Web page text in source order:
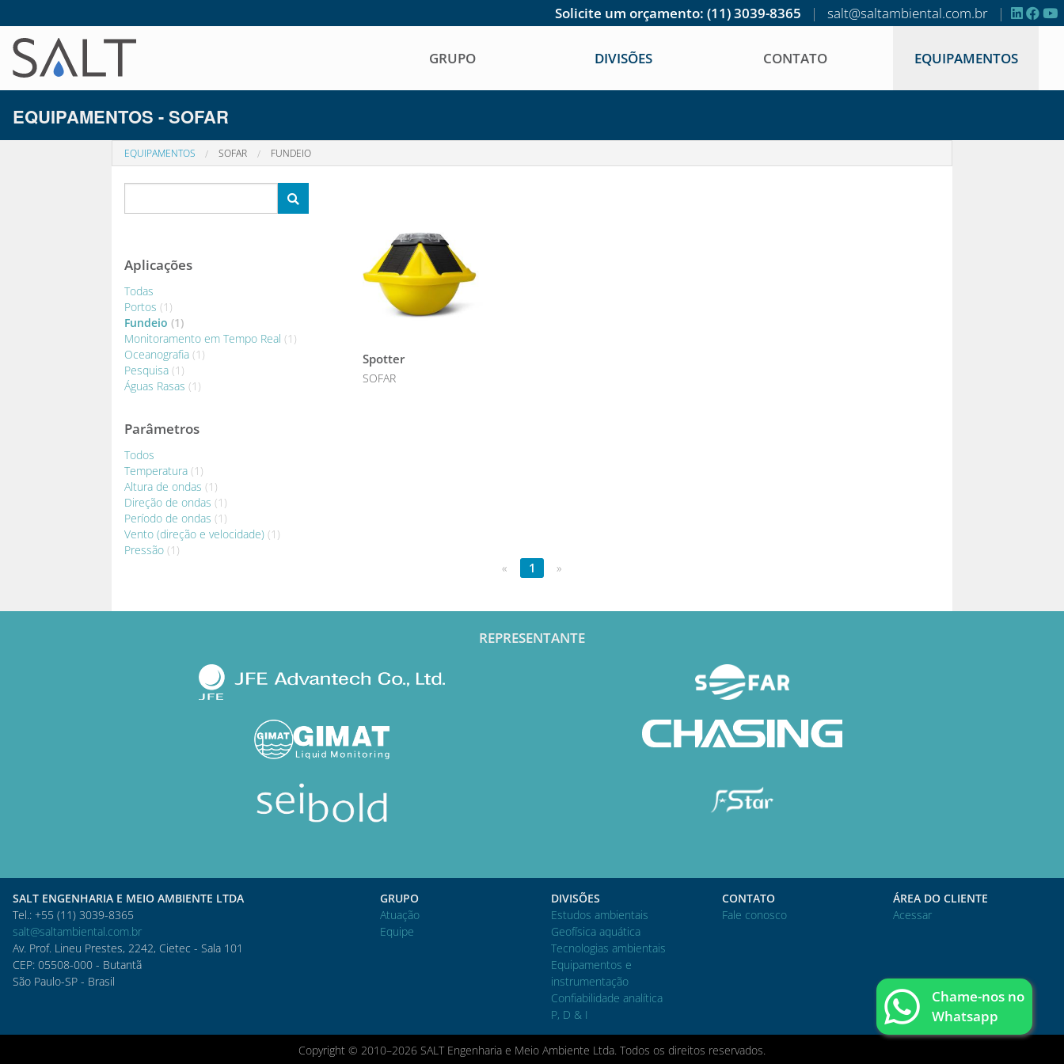
Solicite um orçamento: (11) 3039-8365 | salt@saltambiental.com.br |
GRUPO DIVISÕES CONTATO EQUIPAMENTOS
EQUIPAMENTOS - SOFAR
EQUIPAMENTOS SOFAR FUNDEIO
Aplicações
Todas
Portos (1)
Fundeio (1)
Monitoramento em Tempo Real (1)
Oceanografia (1)
Pesquisa (1)
Águas Rasas (1)
Parâmetros
Todos
Temperatura (1)
Altura de ondas (1)
Direção de ondas (1)
Período de ondas (1)
Vento (direção e velocidade) (1)
Pressão (1)
Spotter
SOFAR
« 1 »
REPRESENTANTE
SALT ENGENHARIA E MEIO AMBIENTE LTDA
Tel.: +55 (11) 3039-8365
salt@saltambiental.com.br
Av. Prof. Lineu Prestes, 2242, Cietec - Sala 101
CEP: 05508-000 - Butantã
São Paulo-SP - Brasil
GRUPO
Atuação
Equipe
DIVISÕES
Estudos ambientais
Geofísica aquática
Tecnologias ambientais
Equipamentos e
instrumentação
Confiabilidade analítica
P, D & I
CONTATO
Fale conosco
ÁREA DO CLIENTE
Acessar
Copyright © 2010–2026 SALT Engenharia e Meio Ambiente Ltda. Todos os direitos reservados.
Chame-nos no
Whatsapp